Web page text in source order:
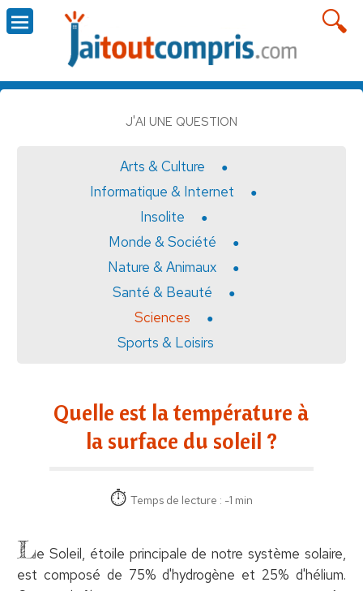
J'AI UNE QUESTION
Arts & Culture
Informatique & Internet
Insolite
Monde & Société
Nature & Animaux
Santé & Beauté
Sciences
Sports & Loisirs
Quelle est la température à
la surface du soleil ?
Temps de lecture : -1 min
Le Soleil, étoile principale de notre système solaire,
est composé de 75% d'hydrogène et 25% d'hélium.